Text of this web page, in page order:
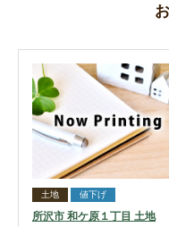
土地 値下げ
所沢市 和ケ原１丁目 土地